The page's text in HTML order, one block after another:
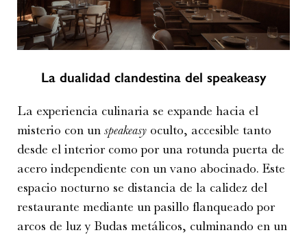
La dualidad clandestina del speakeasy
La experiencia culinaria se expande hacia el
misterio con un speakeasy oculto, accesible tanto
desde el interior como por una rotunda puerta de
acero independiente con un vano abocinado. Este
espacio nocturno se distancia de la calidez del
restaurante mediante un pasillo flanqueado por
arcos de luz y Budas metálicos, culminando en un